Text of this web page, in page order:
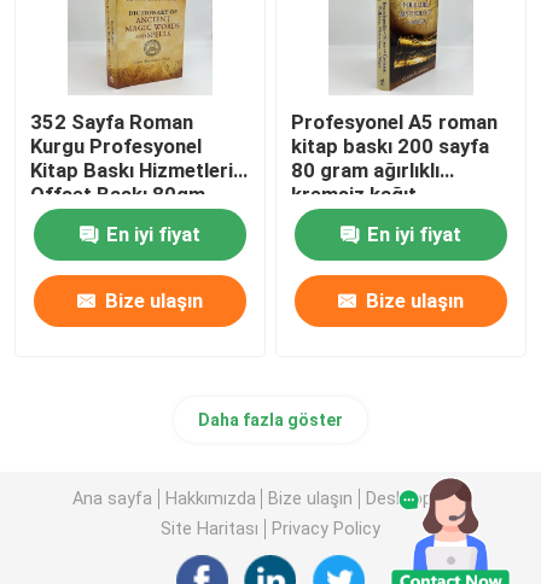
352 Sayfa Roman
Kurgu Profesyonel
Kitap Baskı Hizmetleri
Offset Baskı 80gm
En iyi fiyat
Bize ulaşın
Profesyonel A5 roman
kitap baskı 200 sayfa
80 gram ağırlıklı
kremsiz kağıt
En iyi fiyat
Bize ulaşın
Daha fazla göster
Ana sayfa Hakkımızda Bize ulaşın
Desktop Site
Site Haritası
Privacy Policy